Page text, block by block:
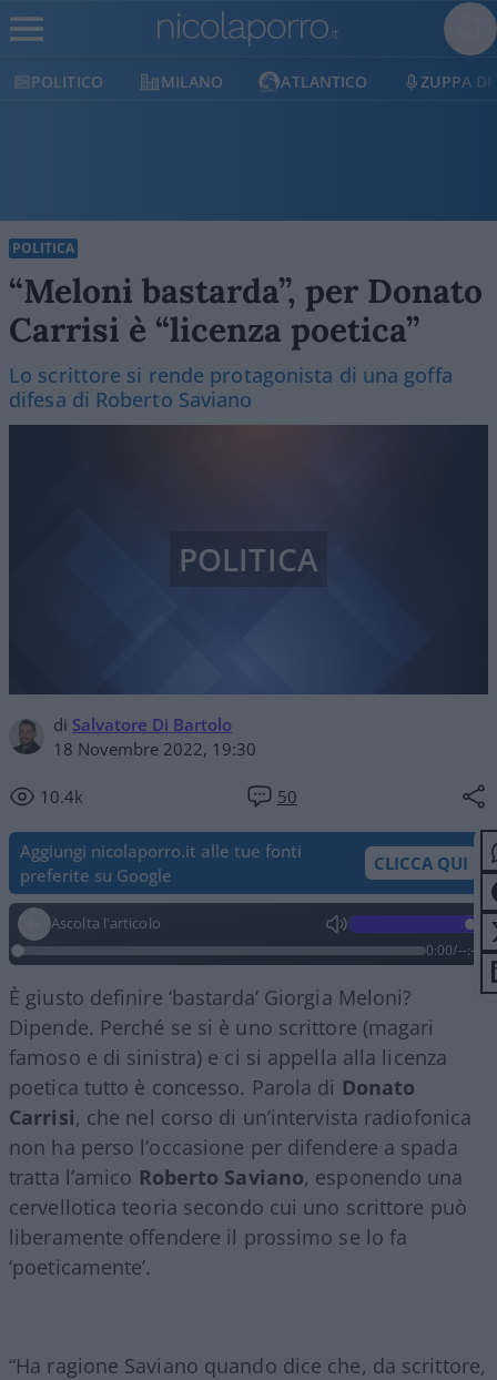
POLITICO MILANO ATLANTICO ZUPPA DI
POLITICA
“Meloni bastarda”, per Donato
Carrisi è “licenza poetica”
Lo scrittore si rende protagonista di una goffa
difesa di Roberto Saviano
di Salvatore Di Bartolo
18 Novembre 2022, 19:30
10.4k 50
POLITICA
Aggiungi nicolaporro.it alle tue fonti
preferite su Google
CLICCA QUI
Ascolta l'articolo
0:00/--:--
È giusto definire ‘bastarda’ Giorgia Meloni?
Dipende. Perché se si è uno scrittore (magari
famoso e di sinistra) e ci si appella alla licenza
poetica tutto è concesso. Parola di Donato
Carrisi, che nel corso di un’intervista radiofonica
non ha perso l’occasione per difendere a spada
tratta l’amico Roberto Saviano, esponendo una
cervellotica teoria secondo cui uno scrittore può
liberamente offendere il prossimo se lo fa
‘poeticamente’.
“Ha ragione Saviano quando dice che, da scrittore,